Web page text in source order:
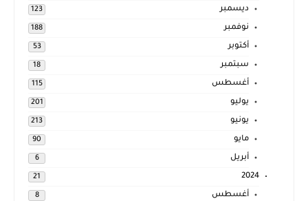
ديسمبر 123
نوفمبر 188
أكتوبر 53
سبتمبر 18
أغسطس 115
يوليو 201
يونيو 213
مايو 90
أبريل 6
2024
21
أغسطس 8